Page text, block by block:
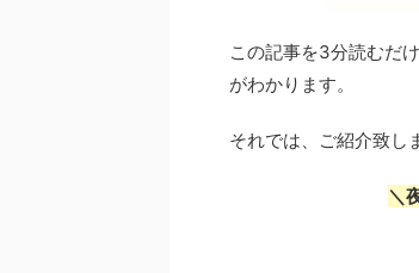
この記事を3分読むだ
がわかります。
それでは、ご紹介致し
＼